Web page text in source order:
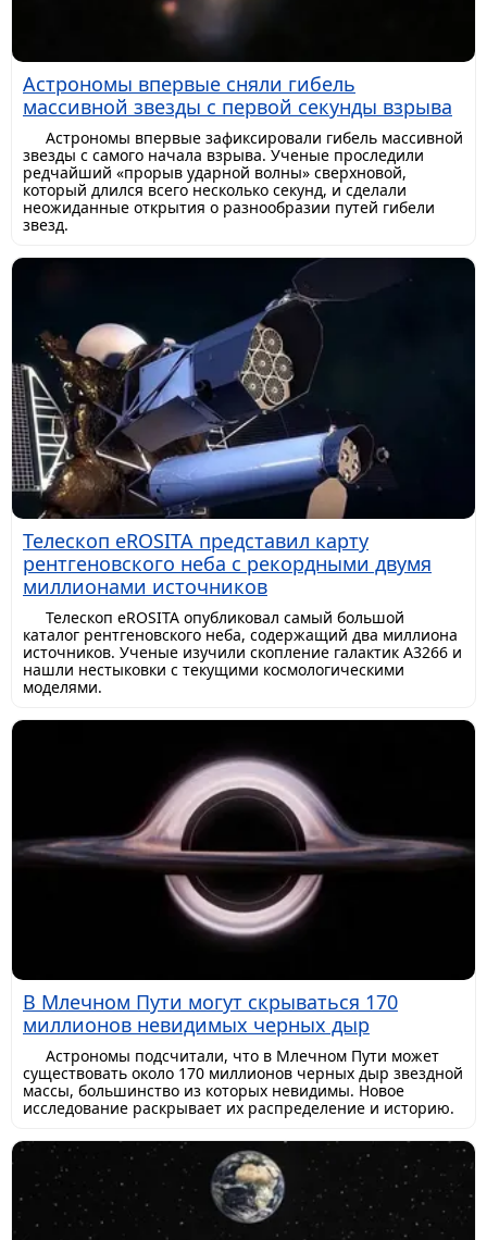
Астрономы впервые сняли гибель
массивной звезды с первой секунды взрыва
Астрономы впервые зафиксировали гибель массивной
звезды с самого начала взрыва. Ученые проследили
редчайший «прорыв ударной волны» сверхновой,
который длился всего несколько секунд, и сделали
неожиданные открытия о разнообразии путей гибели
звезд.
Телескоп eROSITA представил карту
рентгеновского неба с рекордными двумя
миллионами источников
Телескоп eROSITA опубликовал самый большой
каталог рентгеновского неба, содержащий два миллиона
источников. Ученые изучили скопление галактик A3266 и
нашли нестыковки с текущими космологическими
моделями.
В Млечном Пути могут скрываться 170
миллионов невидимых черных дыр
Астрономы подсчитали, что в Млечном Пути может
существовать около 170 миллионов черных дыр звездной
массы, большинство из которых невидимы. Новое
исследование раскрывает их распределение и историю.